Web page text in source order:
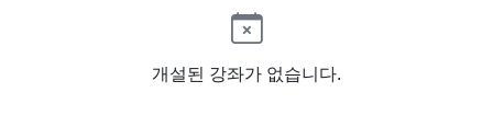
개설된 강좌가 없습니다.